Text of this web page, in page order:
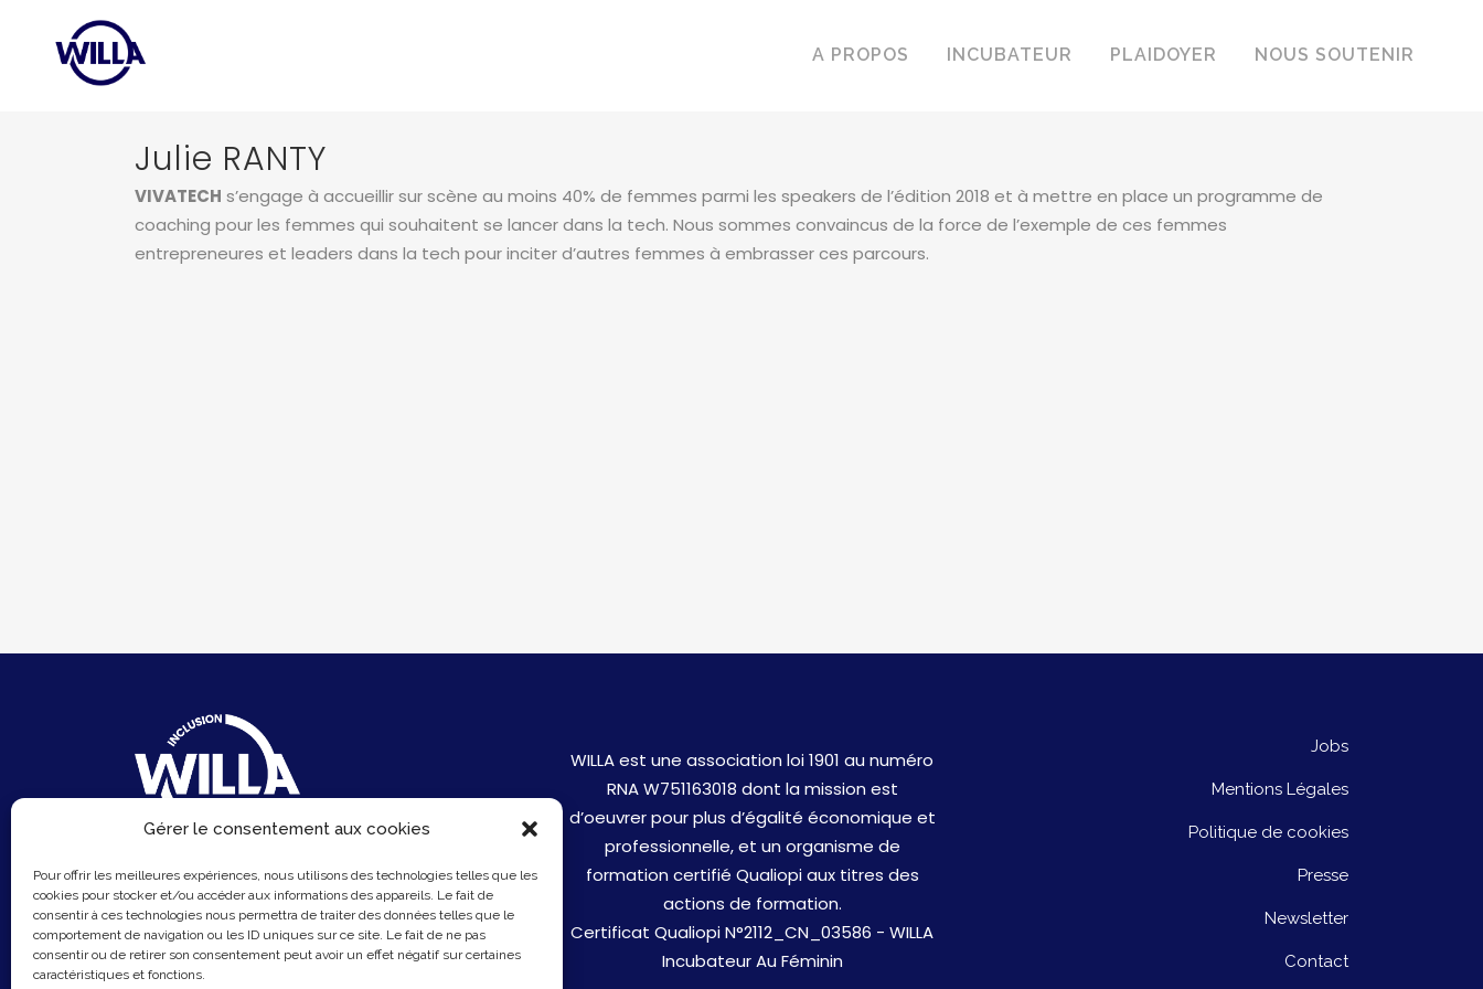
Gérer le consentement aux cookies
Pour offrir les meilleures expériences, nous utilisons des technologies telles que les
cookies pour stocker et/ou accéder aux informations des appareils. Le fait de
consentir à ces technologies nous permettra de traiter des données telles que le
comportement de navigation ou les ID uniques sur ce site. Le fait de ne pas
consentir ou de retirer son consentement peut avoir un effet négatif sur certaines
caractéristiques et fonctions.
A PROPOS INCUBATEUR PLAIDOYER NOUS SOUTENIR
Julie RANTY
VIVATECH s’engage à accueillir sur scène au moins 40% de femmes parmi les speakers de l’édition 2018 et à mettre en place un programme de
coaching pour les femmes qui souhaitent se lancer dans la tech. Nous sommes convaincus de la force de l’exemple de ces femmes
entrepreneures et leaders dans la tech pour inciter d’autres femmes à embrasser ces parcours.
6 Rue du Sentier
75002 Paris
Email :contact@hellowilla.co
WILLA est une association loi 1901 au numéro
RNA W751163018 dont la mission est
d’oeuvrer pour plus d’égalité économique et
professionnelle, et un organisme de
formation certifié Qualiopi aux titres des
actions de formation.
Certificat Qualiopi N°2112_CN_03586 - WILLA
Incubateur Au Féminin
Jobs
Mentions Légales
Politique de cookies
Presse
Newsletter
Contact